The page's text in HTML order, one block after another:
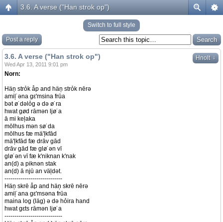
3.6. A verse ("Han strok op")
Switch to full style
Post a reply
Hnolt ↓
3.6. A verse ("Han strok op")
Wed Apr 13, 2011 9:01 pm
Norn:
Häņ strỏk åp and häņ strỏk nērə
amiļ˙əna gε'msina frūa
bət ø˙dəlỏg ə də ø˙ra
hwat gød rāmən ljø˙a
ā mi keļaka
mōlhus mən sø˙da
mōlhus fæ mä'ļkfād
mä'ļkfād fæ drāv gād
drāv gād fæ glø˙ən vī
glø˙ən vī fæ k'niknan k'nak
an(d) a piknən stak
an(d) ā njū an väļdət.
-----------------------------
Häņ skrē åp and häņ skrē nērə
amiļ˙ana gε'msəna frūa
maina log (läg) ə də hỏira hand
hwat gεts rāmən ljø˙a
-----------------------------